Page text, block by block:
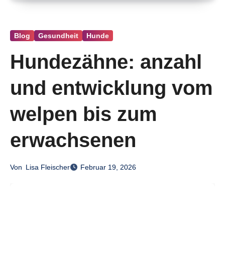
Blog Gesundheit Hunde
Hundezähne: anzahl
und entwicklung vom
welpen bis zum
erwachsenen
Von Lisa Fleischer Februar 19, 2026